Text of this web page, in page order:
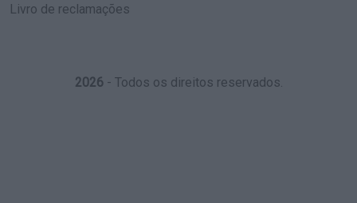
Livro de reclamações
2026- Todos os direitos reservados.